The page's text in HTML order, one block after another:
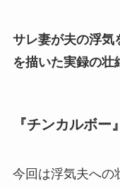
サレ妻が夫の浮気
を描いた実録の壮
『チンカルボー
今回は浮気夫への